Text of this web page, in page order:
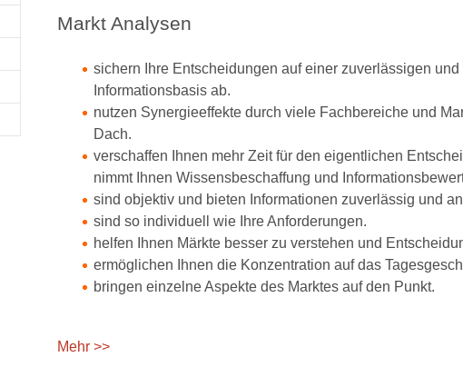
Markt Analysen
sichern Ihre Entscheidungen auf einer zuverlässigen und
Informationsbasis ab.
nutzen Synergieeffekte durch viele Fachbereiche und
Dach.
verschaffen Ihnen mehr Zeit für den eigentlichen
nimmt Ihnen Wissensbeschaffung und
sind objektiv und bieten Informationen zuverlässig und
sind so individuell wie Ihre Anforderungen.
helfen Ihnen Märkte besser zu verstehen und
ermöglichen Ihnen die Konzentration auf das
bringen einzelne Aspekte des Marktes auf den Punkt.
Mehr >>